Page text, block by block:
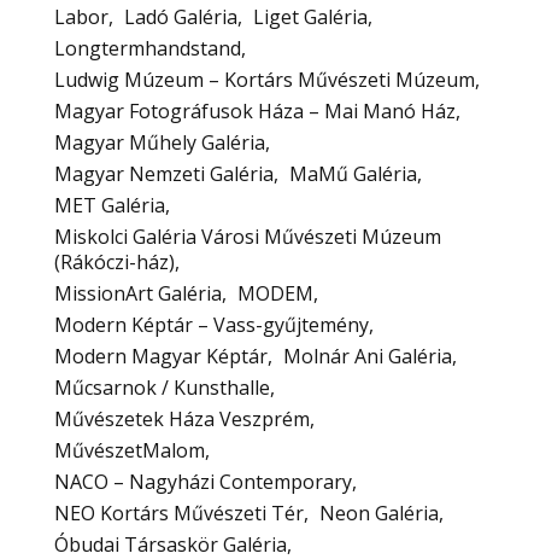
Labor
Ladó Galéria
Liget Galéria
Longtermhandstand
Ludwig Múzeum – Kortárs Művészeti Múzeum
Magyar Fotográfusok Háza – Mai Manó Ház
Magyar Műhely Galéria
Magyar Nemzeti Galéria
MaMű Galéria
MET Galéria
Miskolci Galéria Városi Művészeti Múzeum
(Rákóczi-ház)
MissionArt Galéria
MODEM
Modern Képtár – Vass-gyűjtemény
Modern Magyar Képtár
Molnár Ani Galéria
Műcsarnok / Kunsthalle
Művészetek Háza Veszprém
MűvészetMalom
NACO – Nagyházi Contemporary
NEO Kortárs Művészeti Tér
Neon Galéria
Óbudai Társaskör Galéria